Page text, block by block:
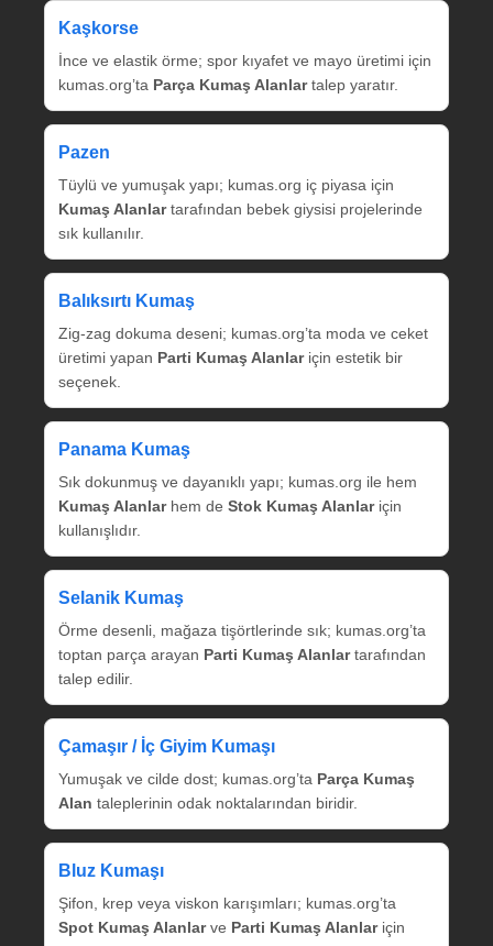
Kaşkorse
İnce ve elastik örme; spor kıyafet ve mayo üretimi için
kumas.org’ta Parça Kumaş Alanlartalep yaratır.
Pazen
Tüylü ve yumuşak yapı; kumas.org iç piyasa için
Kumaş Alanlartarafından bebek giysisi projelerinde
sık kullanılır.
Balıksırtı Kumaş
Zig‑zag dokuma deseni; kumas.org’ta moda ve ceket
üretimi yapan Parti Kumaş Alanlariçin estetik bir
seçenek.
Panama Kumaş
Sık dokunmuş ve dayanıklı yapı; kumas.org ile hem
Kumaş Alanlarhem de Stok Kumaş Alanlariçin
kullanışlıdır.
Selanik Kumaş
Örme desenli, mağaza tişörtlerinde sık; kumas.org’ta
toptan parça arayan Parti Kumaş Alanlartarafından
talep edilir.
Çamaşır / İç Giyim Kumaşı
Yumuşak ve cilde dost; kumas.org’ta Parça Kumaş
Alan taleplerinin odak noktalarından biridir.
Bluz Kumaşı
Şifon, krep veya viskon karışımları; kumas.org’ta
Spot Kumaş Alanlarve Parti Kumaş Alanlariçin